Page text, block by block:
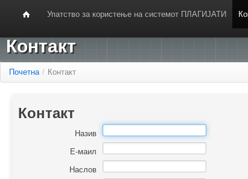
Упатство за користење на системот ПЛАГИЈАТИ
Контакт
Почетна / Контакт
Контакт
Назив
Е-маил
Наслов